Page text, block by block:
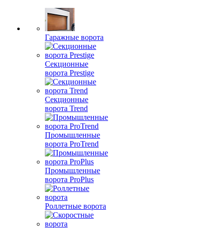
Гаражные ворота
Секционные
ворота Prestige
Секционные
ворота Trend
Промышленные
ворота ProTrend
Промышленные
ворота ProPlus
Роллетные ворота